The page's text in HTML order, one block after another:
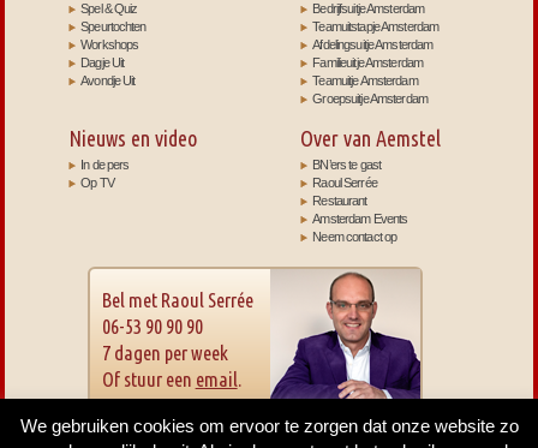
Spel & Quiz
Speurtochten
Workshops
Dagje Uit
Avondje Uit
Bedrijfsuitje Amsterdam
Teamuitstapje Amsterdam
Afdelingsuitje Amsterdam
Familieuitje Amsterdam
Teamuitje Amsterdam
Groepsuitje Amsterdam
Nieuws en video
In de pers
Op TV
Over van Aemstel
BN’ers te gast
Raoul Serrée
Restaurant
Amsterdam Events
Neem contact op
Bel met Raoul Serrée
06-53 90 90 90
7 dagen per week
Of stuur een email.
We gebruiken cookies om ervoor te zorgen dat onze website zo